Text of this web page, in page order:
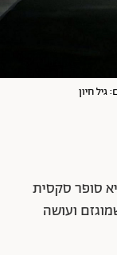
סופר סקסית
ועושה